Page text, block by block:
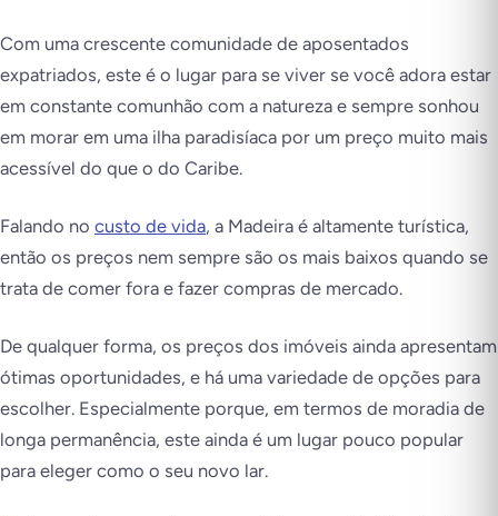
Com uma crescente comunidade de aposentados
expatriados, este é o lugar para se viver se você adora estar
em constante comunhão com a natureza e sempre sonhou
em morar em uma ilha paradisíaca por um preço muito mais
acessível do que o do Caribe.
Falando no custo de vida, a Madeira é altamente turística,
então os preços nem sempre são os mais baixos quando se
trata de comer fora e fazer compras de mercado.
De qualquer forma, os preços dos imóveis ainda apresentam
ótimas oportunidades, e há uma variedade de opções para
escolher. Especialmente porque, em termos de moradia de
longa permanência, este ainda é um lugar pouco popular
para eleger como o seu novo lar.